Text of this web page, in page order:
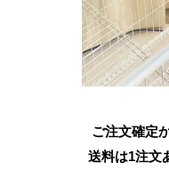
ご注文確定
送料は1注文